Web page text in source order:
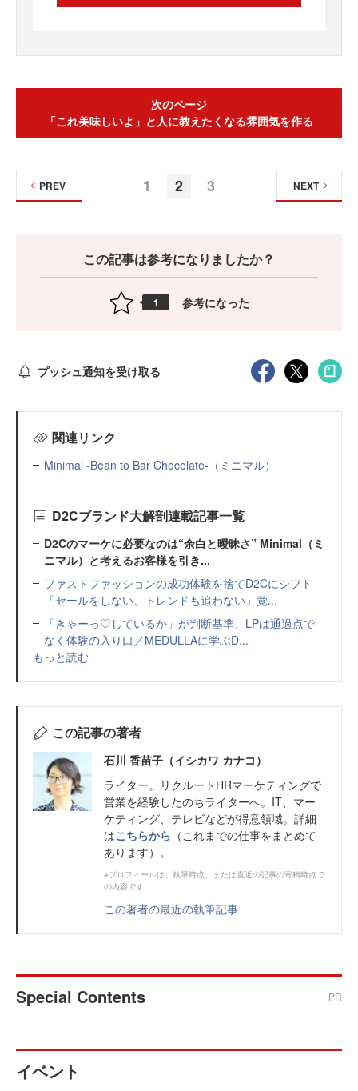
次のページ
「これ美味しいよ」と人に教えたくなる雰囲気を作る
1 2 3
PREV NEXT
この記事は参考になりましたか？
1 参考になった
プッシュ通知を受け取る
関連リンク
Minimal -Bean to Bar Chocolate-（ミニマル）
D2Cブランド大解剖連載記事一覧
D2Cのマーケに必要なのは“余白と曖昧さ” Minimal（ミ
ニマル）と考えるお客様を引き...
ファストファッションの成功体験を捨てD2Cにシフト
「セールをしない、トレンドも追わない」覚...
「きゃーっ♡しているか」が判断基準、LPは通過点で
なく体験の入り口／MEDULLAに学ぶD...
もっと読む
この記事の著者
石川 香苗子（イシカワ カナコ）
ライター。リクルートHRマーケティングで
営業を経験したのちライターへ。IT、マー
ケティング、テレビなどが得意領域。詳細
はこちらから （これまでの仕事をまとめて
あります）。
※プロフィールは、執筆時点、または直近の記事の寄稿時点で
の内容です
この著者の最近の執筆記事
Special Contents PR
イベント